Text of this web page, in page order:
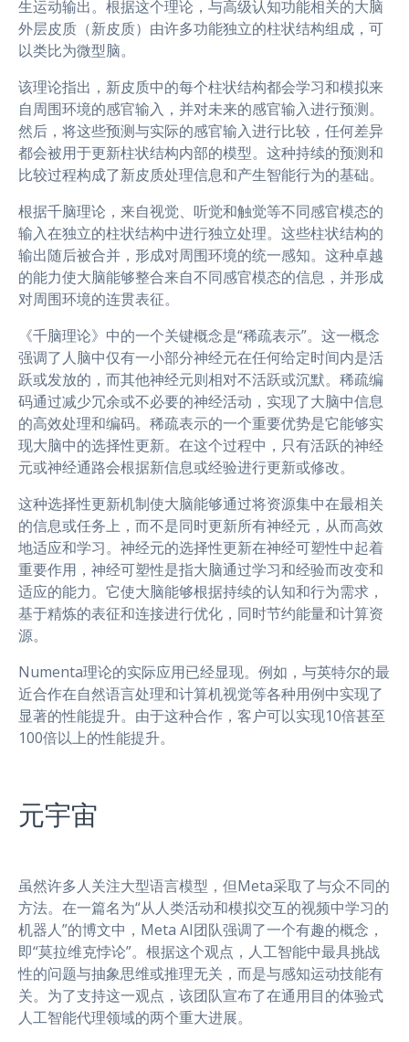
生运动输出。根据这个理论，与高级认知功能相关的大脑
外层皮质（新皮质）由许多功能独立的柱状结构组成，可
以类比为微型脑。
该理论指出，新皮质中的每个柱状结构都会学习和模拟来
自周围环境的感官输入，并对未来的感官输入进行预测。
然后，将这些预测与实际的感官输入进行比较，任何差异
都会被用于更新柱状结构内部的模型。这种持续的预测和
比较过程构成了新皮质处理信息和产生智能行为的基础。
根据千脑理论，来自视觉、听觉和触觉等不同感官模态的
输入在独立的柱状结构中进行独立处理。这些柱状结构的
输出随后被合并，形成对周围环境的统一感知。这种卓越
的能力使大脑能够整合来自不同感官模态的信息，并形成
对周围环境的连贯表征。
《千脑理论》中的一个关键概念是“稀疏表示”。这一概念
强调了人脑中仅有一小部分神经元在任何给定时间内是活
跃或发放的，而其他神经元则相对不活跃或沉默。稀疏编
码通过减少冗余或不必要的神经活动，实现了大脑中信息
的高效处理和编码。稀疏表示的一个重要优势是它能够实
现大脑中的选择性更新。在这个过程中，只有活跃的神经
元或神经通路会根据新信息或经验进行更新或修改。
这种选择性更新机制使大脑能够通过将资源集中在最相关
的信息或任务上，而不是同时更新所有神经元，从而高效
地适应和学习。神经元的选择性更新在神经可塑性中起着
重要作用，神经可塑性是指大脑通过学习和经验而改变和
适应的能力。它使大脑能够根据持续的认知和行为需求，
基于精炼的表征和连接进行优化，同时节约能量和计算资
源。
Numenta理论的实际应用已经显现。例如，与英特尔的最
近合作在自然语言处理和计算机视觉等各种用例中实现了
显著的性能提升。由于这种合作，客户可以实现10倍甚至
100倍以上的性能提升。
元宇宙
虽然许多人关注大型语言模型，但Meta采取了与众不同的
方法。在一篇名为“从人类活动和模拟交互的视频中学习的
机器人”的博文中，Meta AI团队强调了一个有趣的概念，
即“莫拉维克悖论”。根据这个观点，人工智能中最具挑战
性的问题与抽象思维或推理无关，而是与感知运动技能有
关。为了支持这一观点，该团队宣布了在通用目的体验式
人工智能代理领域的两个重大进展。